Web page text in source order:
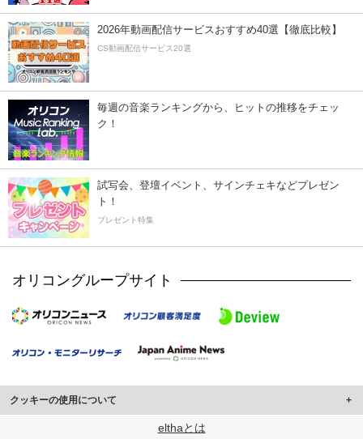
2026年動画配信サービスおすすめ40選【徹底比較】
CS動画配信サービス20選
毎週の音楽ランキングから、ヒットの推移をチェッ
ク！
試写会、登壇イベント、サインチェキなどプレゼン
ト！
プレゼント特集
オリコングループサイト
クッキーの使用について
このサイトでは Cookie を使用して、ユーザーに合わせたコンテンツや広告の
elthaとは